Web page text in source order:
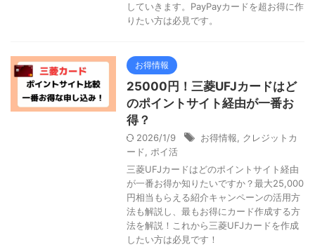
していきます。PayPayカードを超お得に作
りたい方は必見です。
お得情報
25000円！三菱UFJカードはど
のポイントサイト経由が一番お
得？
2026/1/9 お得情報
クレジットカ
ード
ポイ活
三菱UFJカードはどのポイントサイト経由
が一番お得か知りたいですか？最大25,000
円相当もらえる紹介キャンペーンの活用方
法も解説し、最もお得にカード作成する方
法を解説！これから三菱UFJカードを作成
したい方は必見です！